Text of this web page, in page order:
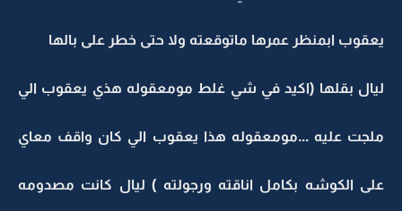
يعقوب ابمنظر عمرها ماتوقعته ولا حتى خطر على بالها
ليال بقلها (اكيد في شي غلط مومعقوله هذي يعقوب الي
ملجت عليه ...مومعقوله هذا يعقوب الي كان واقف معاي
على الكوشه بكامل اناقته ورجولته ) ليال كانت مصدومه